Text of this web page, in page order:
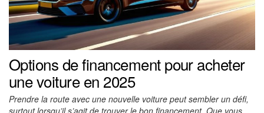
Options de financement pour acheter
une voiture en 2025
Prendre la route avec une nouvelle voiture peut sembler un défi,